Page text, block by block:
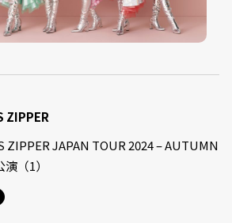
ZIPPER
ZIPPER JAPAN TOUR 2024 – AUTUMN
（1）